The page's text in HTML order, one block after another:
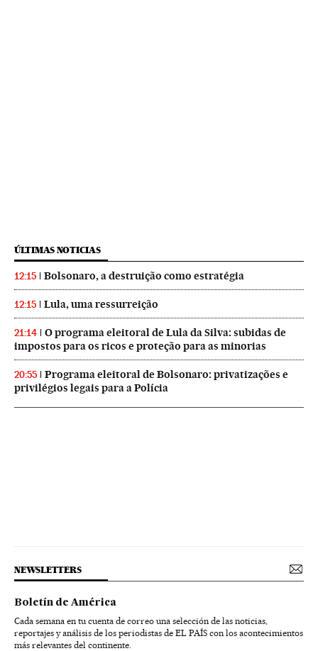
ÚLTIMAS NOTICIAS
12:15 Bolsonaro, a destruição como estratégia
12:15 Lula, uma ressurreição
21:14
O programa eleitoral de Lula da Silva: subidas de
impostos para os ricos e proteção para as minorias
20:55
Programa eleitoral de Bolsonaro: privatizações e
privilégios legais para a Polícia
NEWSLETTERS
Boletín de América
Cada semana en tu cuenta de correo una selección de las noticias,
reportajes y análisis de los periodistas de EL PAÍS con los acontecimientos
más relevantes del continente.